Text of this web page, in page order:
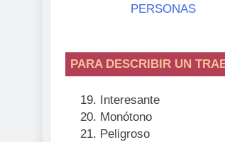
PERSONAS
PARA DESCRIBIR UN
Interesante
Monótono
Peligroso